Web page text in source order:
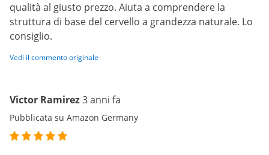
qualità al giusto prezzo. Aiuta a comprendere la
struttura di base del cervello a grandezza naturale. Lo
consiglio.
Vedi il commento originale
Victor Ramirez3 anni fa
Pubblicata su Amazon Germany